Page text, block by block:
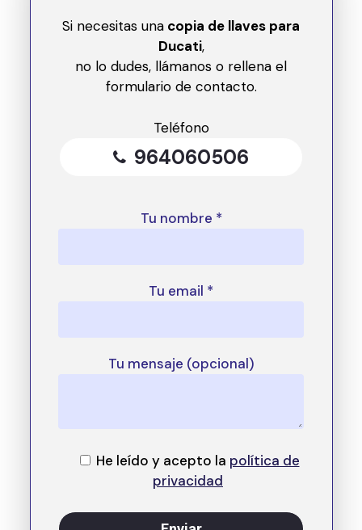
Si necesitas una copia de llaves para
Ducati,
no lo dudes, llámanos o rellena el
formulario de contacto.
Teléfono
964060506
Tu nombre *
Tu email *
Tu mensaje (opcional)
He leído y acepto la política de
privacidad